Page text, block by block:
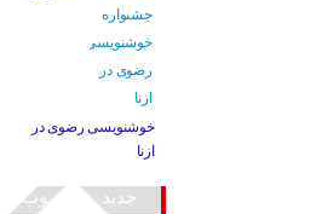
خوشنویسی رضوی در
ازنا
جدید محبوب